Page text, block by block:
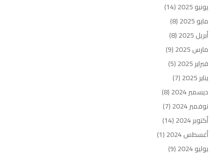
يونيو 2025
(14)
مايو 2025
(8)
أبريل 2025
(8)
مارس 2025
(9)
فبراير 2025
(5)
يناير 2025
(7)
ديسمبر 2024
(8)
نوفمبر 2024
(7)
أكتوبر 2024
(14)
أغسطس 2024
(1)
يوليو 2024
(9)